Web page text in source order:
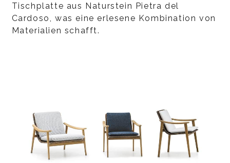
Tischplatte aus Naturstein Pietra del
Cardoso, was eine erlesene Kombination von
Materialien schafft.